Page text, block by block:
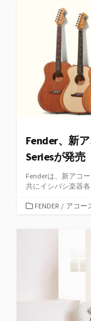
Fender、新
Seriesが発売
Fenderは、新アコ
共にイシバシ楽器
カFENDER / アコー